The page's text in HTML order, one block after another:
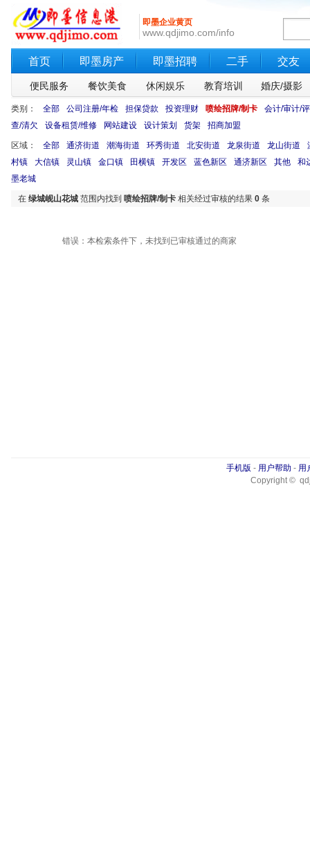
即墨企业黄页
www.qdjimo.com/info
首页 即墨房产 即墨招聘 二手 交友
便民服务 餐饮美食 休闲娱乐 教育培训 婚庆/摄影
类别： 全部 公司注册/年检 担保贷款 投资理财 喷绘招牌/制卡
会计/审计/
查/清欠
设备租赁/维修 网站建设 设计策划 货架 招商加盟
区域： 全部 通济街道 潮海街道 环秀街道 北安街道 龙泉街道 龙山街道
村镇
大信镇 灵山镇 金口镇 田横镇 开发区 蓝色新区 通济新区 其他
和
墨老城
在 绿城岘山花城 范围内找到 喷绘招牌/制卡 相关经过审核的结果 0 条
错误：本检索条件下，未找到已审核通过的商家
手机版 - 用户帮助 - 用
Copyright ©